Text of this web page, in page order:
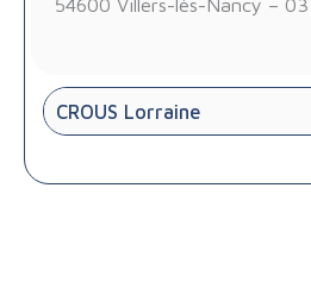
CROUS Lorraine